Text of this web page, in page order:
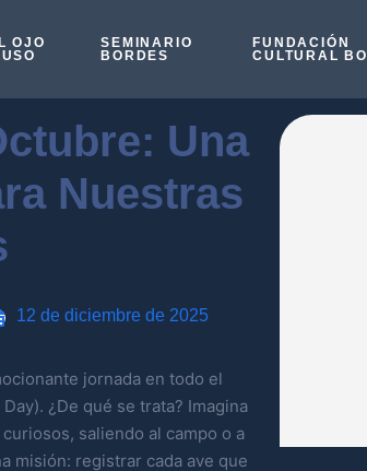
OJO
SEMINARIO
BORDES
FUNDACIÓN
CULTURAL
Una
Nuestras
12 de diciembre de 2025
jornada en todo el
¿De qué se trata? Imagina
saliendo al campo o a
misión: registrar cada ave que